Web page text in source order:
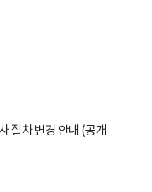
절차 변경 안내 (공개